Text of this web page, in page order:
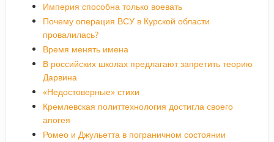
Империя способна только воевать
Почему операция ВСУ в Курской области
провалилась?
Время менять имена
В российских школах предлагают запретить теорию
Дарвина
«Недостоверные» стихи
Кремлевская политтехнология достигла своего
апогея
Ромео и Джульетта в пограничном состоянии